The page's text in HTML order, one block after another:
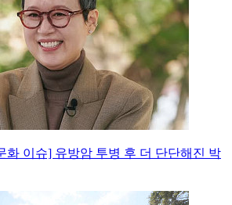
화 이슈] 유방암 투병 후 더 단단해진 박